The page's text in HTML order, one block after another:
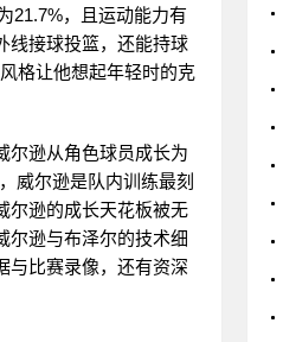
21.7%，且运动能力有
线接球投篮，还能持球
格让他想起年轻时的克
尔逊从角色球员成长为
威尔逊是队内训练最刻
尔逊的成长天花板被无
尔逊与布泽尔的技术细
与比赛录像，还有资深